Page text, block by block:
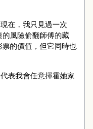
在，我只見過一次
的風險偷翻師傅的藏
的價值，但它同時也
表我會任意揮霍她家